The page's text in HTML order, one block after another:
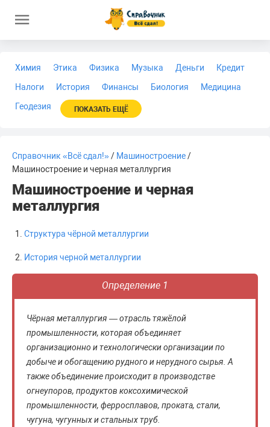
Химия Этика Физика Музыка Деньги
Кредит
Налоги
История Финансы Биология
Медицина
Геодезия
ПОКАЗАТЬ ЕЩЁ
Справочник «Всё сдал!»/ Машиностроение/
Машиностроение и черная металлургия
Машиностроение и черная
металлургия
Структура чёрной металлургии
История черной металлургии
Определение 1
Чёрная металлургия — отрасль тяжёлой
промышленности, которая объединяет
организационно и технологически организации по
добыче и обогащению рудного и нерудного сырья. А
также объединение происходит в производстве
огнеупоров, продуктов коксохимической
промышленности, ферросплавов, проката, стали,
чугуна, чугунных и стальных труб.